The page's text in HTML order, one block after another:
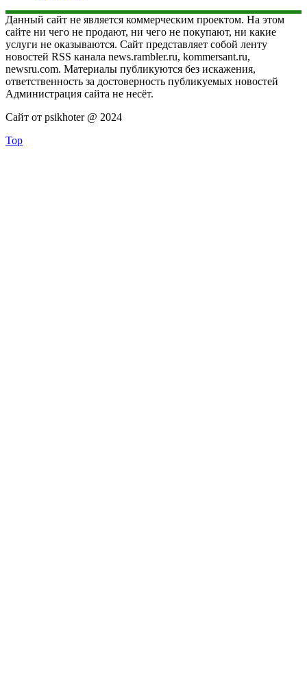
Данный сайт не является коммерческим проектом. На этом
сайте ни чего не продают, ни чего не покупают, ни какие
услуги не оказываются. Сайт представляет собой ленту
новостей RSS канала news.rambler.ru, kommersant.ru,
newsru.com. Материалы публикуются без искажения,
ответственность за достоверность публикуемых новостей
Администрация сайта не несёт.
Сайт от psikhoter @ 2024
Top